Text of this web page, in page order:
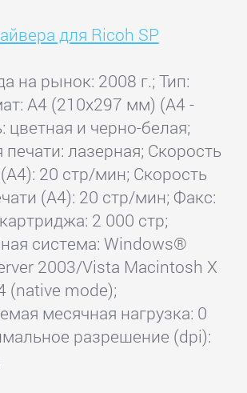
для Ricoh SP
на рынок: 2008 г.; Тип:
A4 (210x297 мм) (A4 -
цветная и черно-белая;
печати: лазерная; Скорость
20 стр/мин; Скорость
(А4): 20 стр/мин; Факс:
2 000 стр;
система: Windows®
2003/Vista Macintosh X
(native mode);
месячная нагрузка: 0
разрешение (dpi):